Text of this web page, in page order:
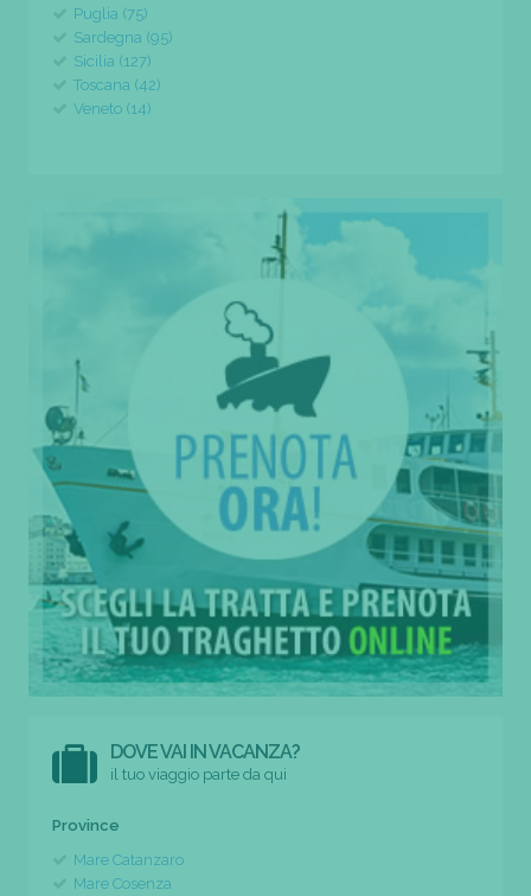
Puglia (75)
Sardegna (95)
Sicilia (127)
Toscana (42)
Veneto (14)
DOVE VAI IN VACANZA?
il tuo viaggio parte da qui
Province
Mare Catanzaro
Mare Cosenza